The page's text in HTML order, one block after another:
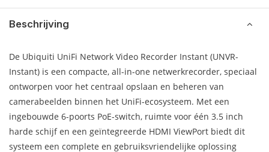
Beschrijving
De Ubiquiti UniFi Network Video Recorder Instant (UNVR-
Instant) is een compacte, all-in-one netwerkrecorder, speciaal
ontworpen voor het centraal opslaan en beheren van
camerabeelden binnen het UniFi-ecosysteem. Met een
ingebouwde 6-poorts PoE-switch, ruimte voor één 3.5 inch
harde schijf en een geïntegreerde HDMI ViewPort biedt dit
systeem een complete en gebruiksvriendelijke oplossing